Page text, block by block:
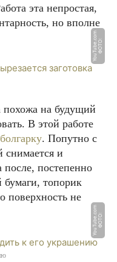
эта непростая,
но вполне
Ф
О
Т
О:
Y
o
u
T
u
b
e.
c
o
m
похожа на будущий
В этой работе
болгарку. Попутно с
снимается и
постепенно
бумаги, топорик
поверхность не
Ф
О
Т
О:
Y
o
u
T
u
b
e.
c
o
m